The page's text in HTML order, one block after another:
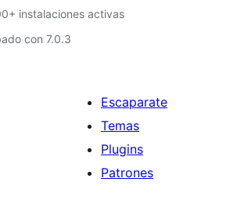
instalaciones activas
con 7.0.3
Escaparate
Temas
Plugins
Patrones